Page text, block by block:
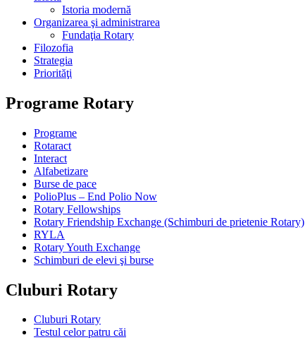
Istoria modernă
Organizarea şi administrarea
Fundaţia Rotary
Filozofia
Strategia
Priorităţi
Programe Rotary
Programe
Rotaract
Interact
Alfabetizare
Burse de pace
PolioPlus – End Polio Now
Rotary Fellowships
Rotary Friendship Exchange (Schimburi de prietenie Rotary)
RYLA
Rotary Youth Exchange
Schimburi de elevi şi burse
Cluburi Rotary
Cluburi Rotary
Testul celor patru căi